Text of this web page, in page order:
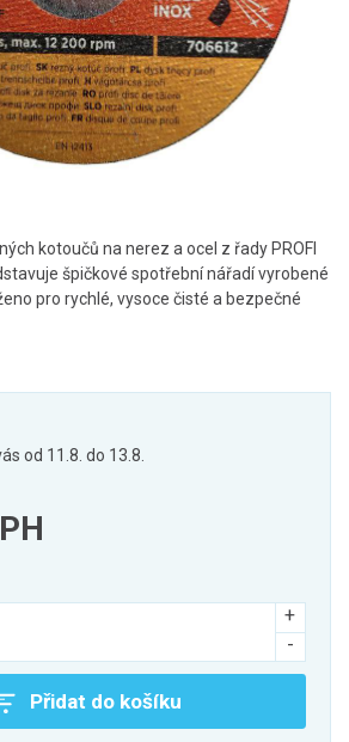
kotoučů na nerez a ocel z řady PROFI
špičkové spotřební nářadí vyrobené
pro rychlé, vysoce čisté a bezpečné
od 11.8. do 13.8.
Přidat do košíku